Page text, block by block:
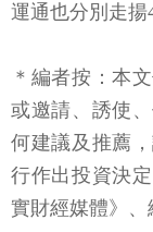
運通也分別走揚
＊編者按：本
或邀請、誘使
何建議及推薦
行作出投資決
實財經媒體》、